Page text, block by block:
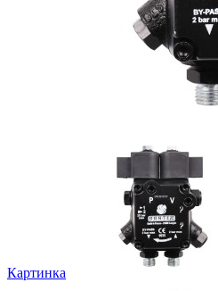
Картинка